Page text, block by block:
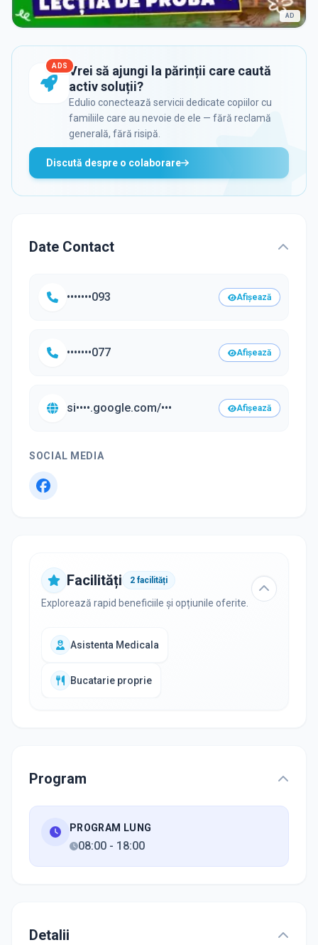
AD
ADS Vrei să ajungi la părinții care caută
activ soluții?
Edulio conectează servicii dedicate copiilor cu
familiile care au nevoie de ele — fără reclamă
generală, fără risipă.
Discută despre o colaborare
Date Contact
•••••••093 Afișează
•••••••077 Afișează
si••••.google.com/••• Afișează
SOCIAL MEDIA
Facilități 2 facilități
Explorează rapid beneficiile și opțiunile oferite.
Asistenta Medicala
Bucatarie proprie
Program
PROGRAM LUNG
08:00 - 18:00
Detalii